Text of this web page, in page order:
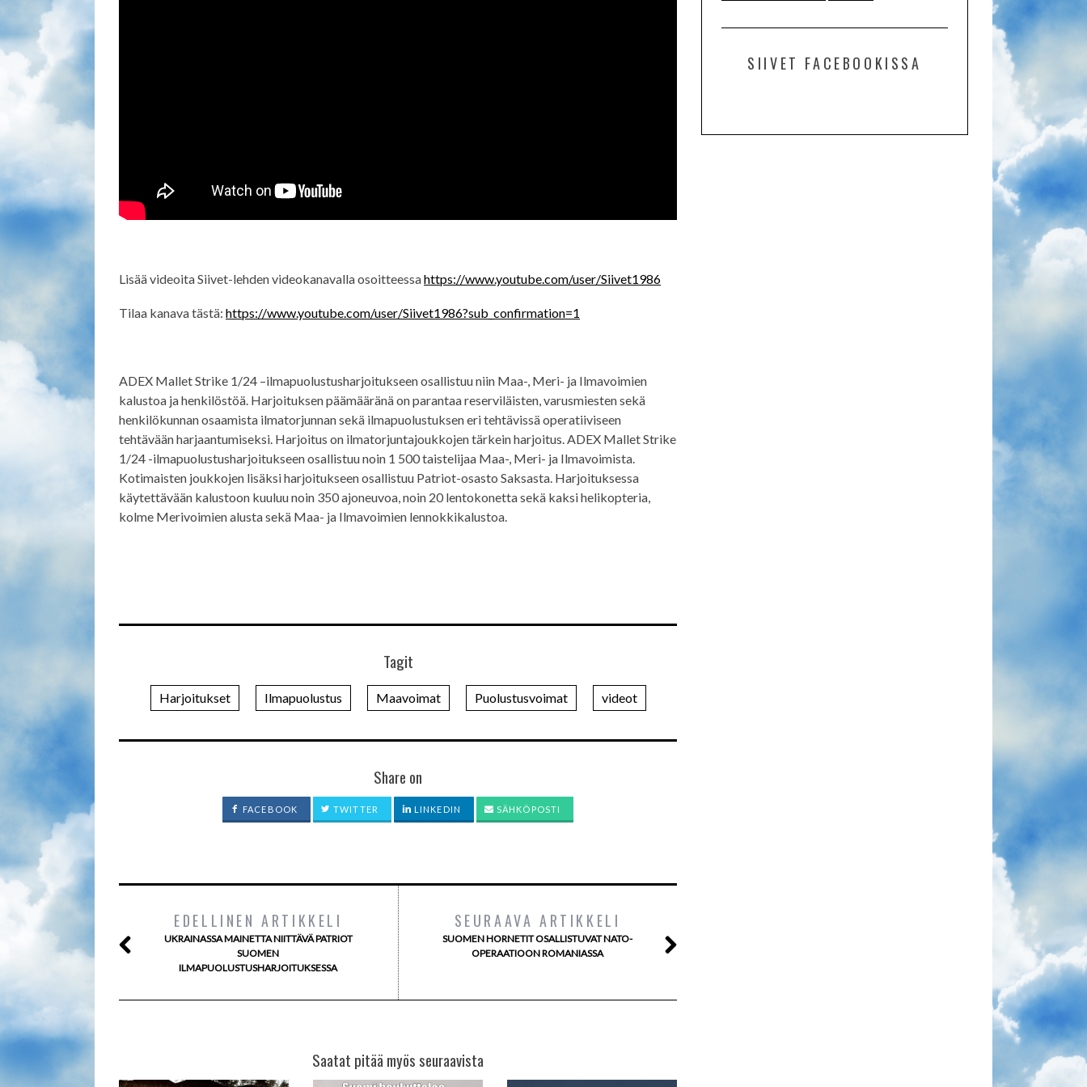
Lisää videoita Siivet-lehden videokanavalla osoitteessahttps://www.youtube.com/user/Siivet1986
Tilaa kanava tästä: https://www.youtube.com/user/Siivet1986?sub_confirmation=1
ADEX Mallet Strike 1/24 –ilmapuolustusharjoitukseen osallistuu niin Maa-, Meri- ja Ilmavoimien
kalustoa ja henkilöstöä. Harjoituksen päämääränä on parantaa reserviläisten, varusmiesten sekä
henkilökunnan osaamista ilmatorjunnan sekä ilmapuolustuksen eri tehtävissä operatiiviseen
tehtävään harjaantumiseksi. Harjoitus on ilmatorjuntajoukkojen tärkein harjoitus. ADEX Mallet Strike
1/24 -ilmapuolustusharjoitukseen osallistuu noin 1 500 taistelijaa Maa-, Meri- ja Ilmavoimista.
Kotimaisten joukkojen lisäksi harjoitukseen osallistuu Patriot-osasto Saksasta. Harjoituksessa
käytettävään kalustoon kuuluu noin 350 ajoneuvoa, noin 20 lentokonetta sekä kaksi helikopteria,
kolme Merivoimien alusta sekä Maa- ja Ilmavoimien lennokkikalustoa.
Tagit
Harjoitukset Ilmapuolustus Maavoimat Puolustusvoimat videot
Share on
FACEBOOK TWITTER LINKEDIN SÄHKÖPOSTI
EDELLINEN ARTIKKELI
UKRAINASSA MAINETTA NIITTÄVÄ PATRIOT
SUOMEN
ILMAPUOLUSTUSHARJOITUKSESSA
SEURAAVA ARTIKKELI
SUOMEN HORNETIT OSALLISTUVAT NATO-
OPERAATIOON ROMANIASSA
Saatat pitää myös seuraavista
SIIVET FACEBOOKISSA